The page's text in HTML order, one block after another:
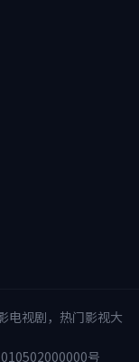
电视剧，热门影视大
号